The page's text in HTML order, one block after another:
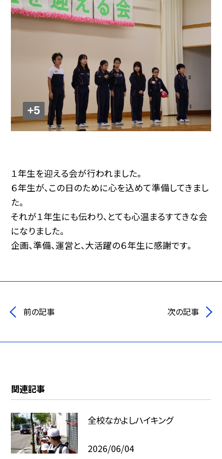
+5
１年生を迎える会が行われました。
６年生が、この日のために心を込めて準備してきまし
た。
それが１年生にも伝わり、とても心温まるすてきな会
になりました。
企画、準備、運営と、大活躍の６年生に感謝です。
前の記事 次の記事
関連記事
全校なかよしハイキング
2026/06/04